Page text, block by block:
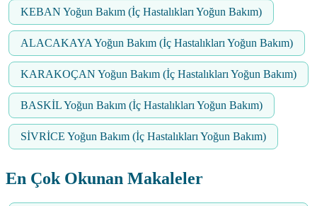
KEBAN Yoğun Bakım (İç Hastalıkları Yoğun Bakım)
ALACAKAYA Yoğun Bakım (İç Hastalıkları Yoğun Bakım)
KARAKOÇAN Yoğun Bakım (İç Hastalıkları Yoğun Bakım)
BASKİL Yoğun Bakım (İç Hastalıkları Yoğun Bakım)
SİVRİCE Yoğun Bakım (İç Hastalıkları Yoğun Bakım)
En Çok Okunan Makaleler